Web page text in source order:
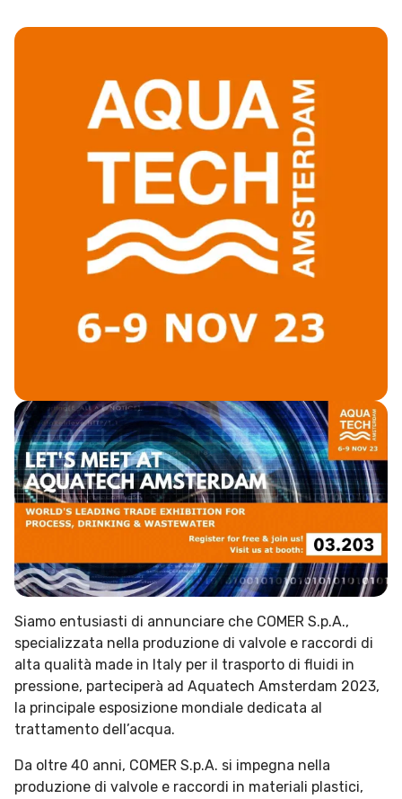
Siamo entusiasti di annunciare che COMER S.p.A.,
specializzata nella produzione di valvole e raccordi di
alta qualità made in Italy per il trasporto di fluidi in
pressione, parteciperà ad Aquatech Amsterdam 2023,
la principale esposizione mondiale dedicata al
trattamento dell’acqua.
Da oltre 40 anni, COMER S.p.A. si impegna nella
produzione di valvole e raccordi in materiali plastici,